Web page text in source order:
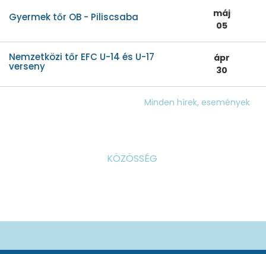
Gyermek tőr OB - Piliscsaba
máj
05
Nemzetközi tőr EFC U-14 és U-17
verseny
ápr
30
Minden hírek, események
KÖZÖSSÉG